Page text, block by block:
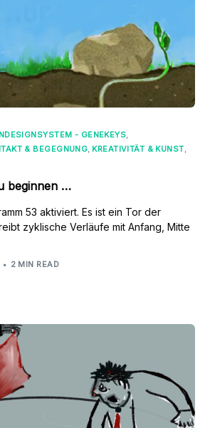
- GENEKEYS,
& BEGEGNUNG, KREATIVITÄT & KUNST,
beginnen …
53 aktiviert. Es ist ein Tor der
zyklische Verläufe mit Anfang, Mitte
2 MIN READ